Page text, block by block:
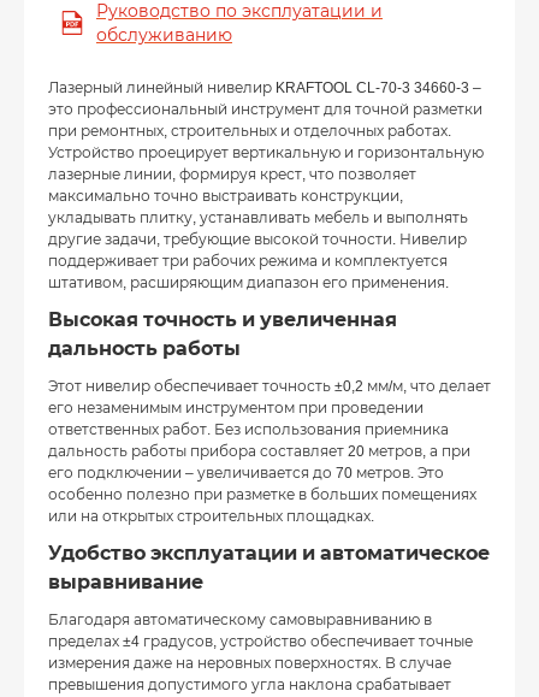
Руководство по эксплуатации и
обслуживанию
Лазерный линейный нивелир KRAFTOOL CL-70-3 34660-3 –
это профессиональный инструмент для точной разметки
при ремонтных, строительных и отделочных работах.
Устройство проецирует вертикальную и горизонтальную
лазерные линии, формируя крест, что позволяет
максимально точно выстраивать конструкции,
укладывать плитку, устанавливать мебель и выполнять
другие задачи, требующие высокой точности. Нивелир
поддерживает три рабочих режима и комплектуется
штативом, расширяющим диапазон его применения.
Высокая точность и увеличенная
дальность работы
Этот нивелир обеспечивает точность ±0,2 мм/м, что делает
его незаменимым инструментом при проведении
ответственных работ. Без использования приемника
дальность работы прибора составляет 20 метров, а при
его подключении – увеличивается до 70 метров. Это
особенно полезно при разметке в больших помещениях
или на открытых строительных площадках.
Удобство эксплуатации и автоматическое
выравнивание
Благодаря автоматическому самовыравниванию в
пределах ±4 градусов, устройство обеспечивает точные
измерения даже на неровных поверхностях. В случае
превышения допустимого угла наклона срабатывает